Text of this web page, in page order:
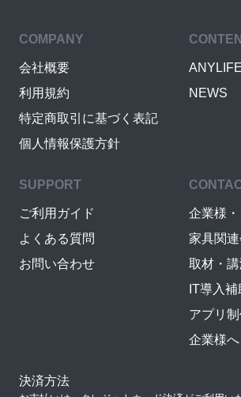
COMPANY
会社概要
利用規約
特定商取引に基づく表記
個人情報保護方針
ANYLIFE
NEWS
SUPPORT
ご利用ガイド
よくある質問
お問い合わせ
企業様
家具関
取材・
IT導入
アプリ
企業様へ
決済方法